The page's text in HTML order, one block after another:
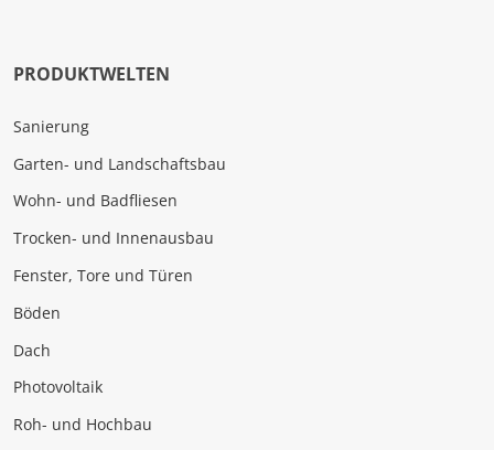
PRODUKTWELTEN
Sanierung
Garten- und Landschaftsbau
Wohn- und Badfliesen
Trocken- und Innenausbau
Fenster, Tore und Türen
Böden
Dach
Photovoltaik
Roh- und Hochbau